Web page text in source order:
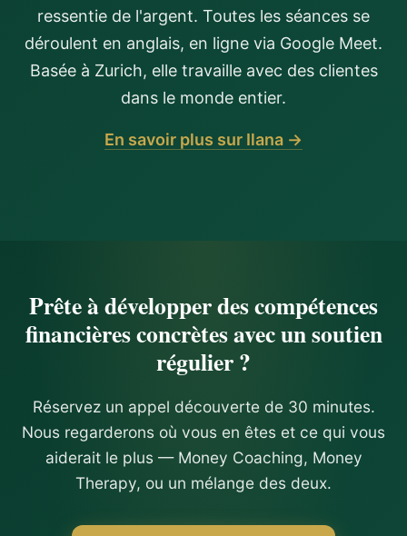
ressentie de l'argent. Toutes les séances se
déroulent en anglais, en ligne via Google Meet.
Basée à Zurich, elle travaille avec des clientes
dans le monde entier.
En savoir plus sur Ilana →
Prête à développer des compétences
financières concrètes avec un soutien
régulier ?
Réservez un appel découverte de 30 minutes.
Nous regarderons où vous en êtes et ce qui vous
aiderait le plus — Money Coaching, Money
Therapy, ou un mélange des deux.